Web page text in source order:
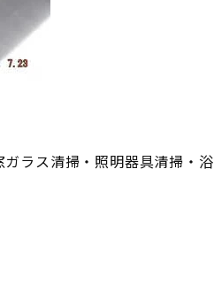
ラス清掃・照明器具清掃・浴